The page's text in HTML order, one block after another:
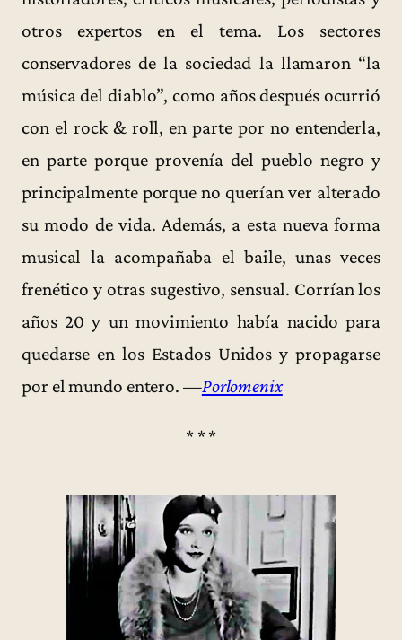
otros expertos en el tema. Los sectores
conservadores de la sociedad la llamaron “la
música del diablo”, como años después ocurrió
con el rock & roll, en parte por no entenderla,
en parte porque provenía del pueblo negro y
principalmente porque no querían ver alterado
su modo de vida. Además, a esta nueva forma
musical la acompañaba el baile, unas veces
frenético y otras sugestivo, sensual. Corrían los
años 20 y un movimiento había nacido para
quedarse en los Estados Unidos y propagarse
por el mundo entero. —Porlomenix
* * *